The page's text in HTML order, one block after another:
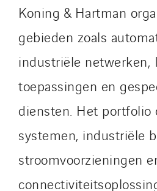
Koning & Hartman
gebieden zoals
industriële netwerken,
toepassingen en
diensten. Het portfolio
systemen, industriële
stroomvoorzieningen
Stroomverdeler
Sylvestre Energies
TelComTec
Telematic Solutions
TG Concept
Thermo Réfrigération
Top Thermique
TranzCom
Travesset Beziers